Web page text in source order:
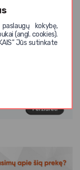
kokybę,
(angl. cookies).
Jūs sutinkate